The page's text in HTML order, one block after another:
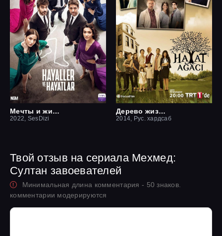
Мечты и жизни
2022, SesDizi
Дерево жизни
2014, Рус. хардсаб
Твой отзыв на сериала Мехмед:
Султан завоевателей
Минимальная длина комментария - 50 знаков.
комментарии модерируются